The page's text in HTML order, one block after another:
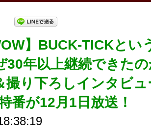
】BUCK-TICKとい
30年以上継続できた
撮り下ろしインタビ
番が12月1日放送！